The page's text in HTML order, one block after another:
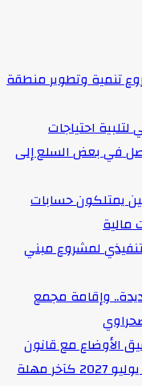
تنمية وتطوير منطقة
احتياجات
في بعض السلع إلى
المواطنين يمتلكون حسابات
لمشروع مبني
وإقامة مجمع
الأوضاع مع قانون
التأمين الموحد لمدة عام حتى 11 يوليو 2027 كآخر مهلة